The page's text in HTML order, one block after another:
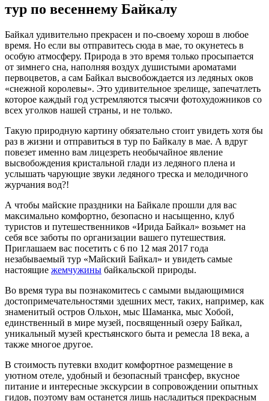
тур по весеннему Байкалу
Байкал удивительно прекрасен и по-своему хорош в любое
время. Но если вы отправитесь сюда в мае, то окунетесь в
особую атмосферу. Природа в это время только просыпается
от зимнего сна, наполняя воздух душистыми ароматами
первоцветов, а сам Байкал высвобождается из ледяных оков
«снежной королевы». Это удивительное зрелище, запечатлеть
которое каждый год устремляются тысячи фотохудожников со
всех уголков нашей страны, и не только.
Такую природную картину обязательно стоит увидеть хотя бы
раз в жизни и отправиться в тур по Байкалу в мае. А вдруг
повезет именно вам лицезреть необычайное явление
высвобождения кристальной глади из ледяного плена и
услышать чарующие звуки ледяного треска и мелодичного
журчания вод?!
А чтобы майские праздники на Байкале прошли для вас
максимально комфортно, безопасно и насыщенно, клуб
туристов и путешественников «Ирида Байкал» возьмет на
себя все заботы по организации вашего путешествия.
Приглашаем вас посетить с 6 по 12 мая 2017 года
незабываемый тур «Майский Байкал» и увидеть самые
настоящие жемчужины байкальской природы.
Во время тура вы познакомитесь с самыми выдающимися
достопримечательностями здешних мест, таких, например, как
знаменитый остров Ольхон, мыс Шаманка, мыс Хобой,
единственный в мире музей, посвященный озеру Байкал,
уникальный музей крестьянского быта и ремесла 18 века, а
также многое другое.
В стоимость путевки входит комфортное размещение в
уютном отеле, удобный и безопасный трансфер, вкусное
питание и интересные экскурсии в сопровождении опытных
гидов, поэтому вам останется лишь насладиться прекрасным